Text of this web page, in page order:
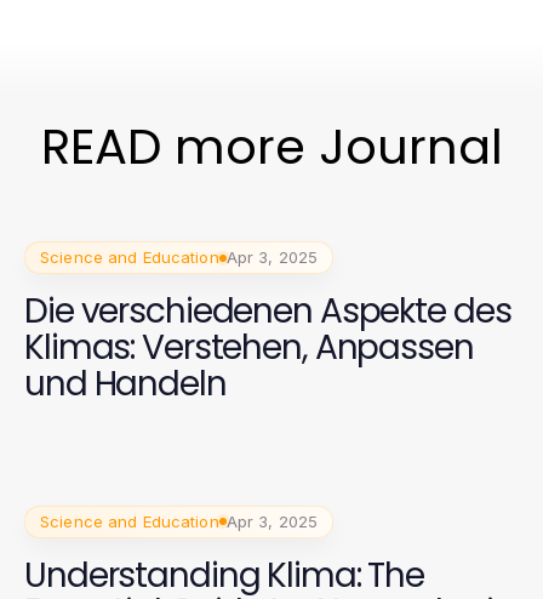
READ more Journal
Science and Education Apr 3, 2025
Die verschiedenen Aspekte des
Klimas: Verstehen, Anpassen
und Handeln
Science and Education Apr 3, 2025
Understanding Klima: The